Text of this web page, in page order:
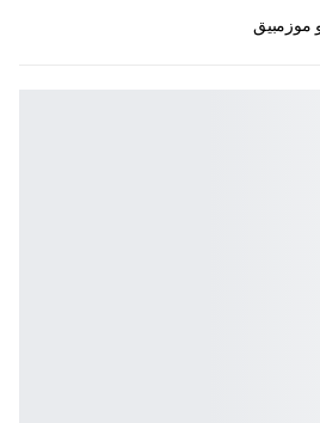
موزمبيق